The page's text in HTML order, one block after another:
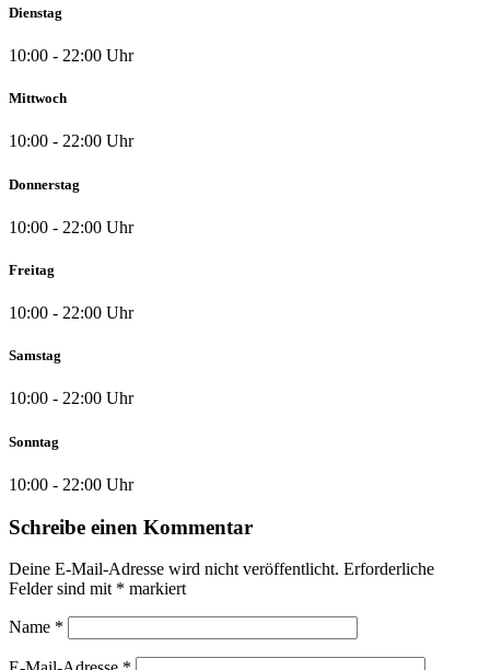
Dienstag
10:00 - 22:00 Uhr
Mittwoch
10:00 - 22:00 Uhr
Donnerstag
10:00 - 22:00 Uhr
Freitag
10:00 - 22:00 Uhr
Samstag
10:00 - 22:00 Uhr
Sonntag
10:00 - 22:00 Uhr
Schreibe einen Kommentar
Deine E-Mail-Adresse wird nicht veröffentlicht. Erforderliche
Felder sind mit * markiert
Name *